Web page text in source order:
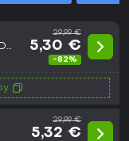
29,99 €
5,30 €
-82%
29,99 €
5,32 €